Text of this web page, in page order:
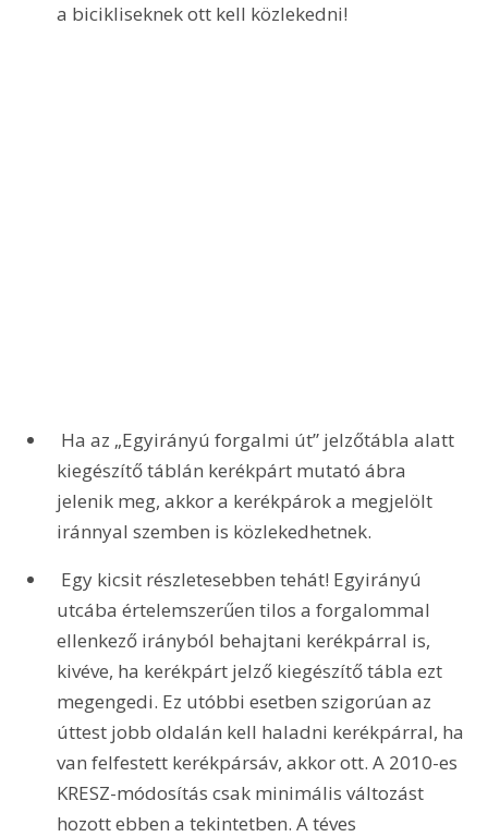
a bicikliseknek ott kell közlekedni!
kiegészítő táblán kerékpárt mutató ábra
jelenik meg, akkor a kerékpárok a megjelölt
iránnyal szemben is közlekedhetnek.
utcába értelemszerűen tilos a forgalommal
ellenkező irányból behajtani kerékpárral is,
kivéve, ha kerékpárt jelző kiegészítő tábla ezt
megengedi. Ez utóbbi esetben szigorúan az
úttest jobb oldalán kell haladni kerékpárral, ha
van felfestett kerékpársáv, akkor ott. A 2010-es
KRESZ-módosítás csak minimális változást
hozott ebben a tekintetben. A téves